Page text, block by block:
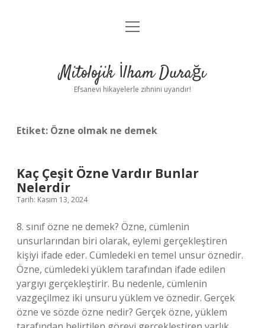
Anasayfa
Yasal Uyarı
menüyü
Mitolojik İlham Durağı
Efsanevi hikayelerle zihnini uyandır!
Etiket: Özne olmak ne demek
Kaç Çeşit Özne Vardır Bunlar
Nelerdir
Tarih: Kasım 13, 2024
8. sınıf özne ne demek? Özne, cümlenin
unsurlarından biri olarak, eylemi gerçekleştiren
kişiyi ifade eder. Cümledeki en temel unsur öznedir.
Özne, cümledeki yüklem tarafından ifade edilen
yargıyı gerçekleştirir. Bu nedenle, cümlenin
vazgeçilmez iki unsuru yüklem ve öznedir. Gerçek
özne ve sözde özne nedir? Gerçek özne, yüklem